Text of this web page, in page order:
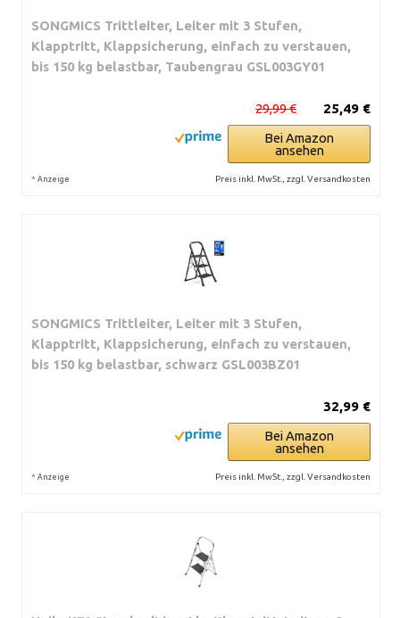
SONGMICS Trittleiter, Leiter mit 3 Stufen,
Klapptritt, Klappsicherung, einfach zu verstauen,
bis 150 kg belastbar, Taubengrau GSL003GY01
25,49 €
29,99 €
Bei Amazon
ansehen
* Anzeige Preis inkl. MwSt., zzgl. Versandkosten
SONGMICS Trittleiter, Leiter mit 3 Stufen,
Klapptritt, Klappsicherung, einfach zu verstauen,
bis 150 kg belastbar, schwarz GSL003BZ01
32,99 €
Bei Amazon
ansehen
* Anzeige Preis inkl. MwSt., zzgl. Versandkosten